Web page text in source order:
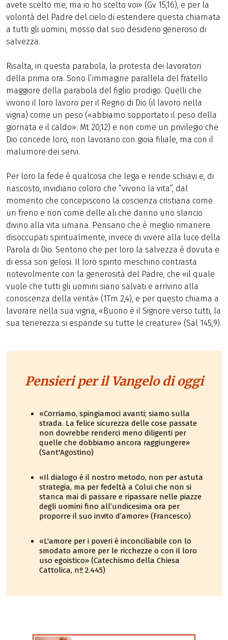
avete scelto me, ma io ho scelto voi» (Gv 15,16), e per la
volontà del Padre del cielo di estendere questa chiamata
a tutti gli uomini, mosso dal suo desiderio generoso di
salvezza.
Risalta, in questa parabola, la protesta dei lavoratori
della prima ora. Sono l’immagine parallela del fratello
maggiore della parabola del figlio prodigo. Quelli che
vivono il loro lavoro per il Regno di Dio (il lavoro nella
vigna) come un peso («abbiamo sopportato il peso della
giornata e il caldo»: Mt 20,12) e non come un privilegio che
Dio concede loro, non lavorano con gioia filiale, ma con il
malumore dei servi.
Per loro la fede è qualcosa che lega e rende schiavi e, di
nascosto, invidiano coloro che “vivono la vita”, dal
momento che concepiscono la coscienza cristiana come
un freno e non come delle ali che danno uno slancio
divino alla vita umana. Pensano che è meglio rimanere
disoccupati spiritualmente, invece di vivere alla luce della
Parola di Dio. Sentono che per loro la salvezza è dovuta e
di essa son gelosi. Il loro spirito meschino contrasta
notevolmente con la generosità del Padre, che «il quale
vuole che tutti gli uomini siano salvati e arrivino alla
conoscenza della verità» (1Tm 2,4), e per questo chiama a
lavorare nella sua vigna, «Buono è il Signore verso tutti, la
sua tenerezza si espande su tutte le creature» (Sal 145,9).
Pensieri per il Vangelo di oggi
«Corriamo, spingiamoci avanti; siamo sulla
strada. La felice sicurezza delle cose passate
non dovrebbe renderci meno diligenti per
quelle che dobbiamo ancora raggiungere»
(Sant'Agostino)
«Il dialogo è il nostro metodo, non per astuta
strategia, ma per fedeltà a Colui che non si
stanca mai di passare e ripassare nelle piazze
degli uomini fino all’undicesima ora per
proporre il suo invito d’amore» (Francesco)
«L'amore per i poveri è inconciliabile con lo
smodato amore per le ricchezze o con il loro
uso egoistico» (Catechismo della Chiesa
Cattolica, nº 2.445)